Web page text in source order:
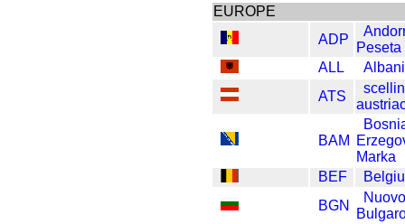
EUROPE
ADP
Peseta
ALL
ATS
BAM
Marka
BEF
BGN